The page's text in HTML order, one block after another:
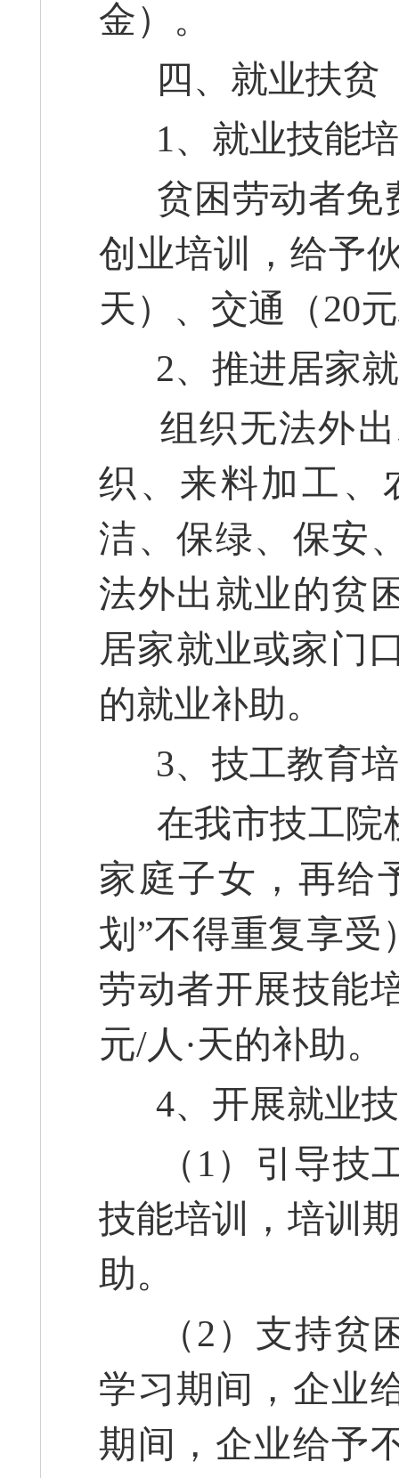
金）。
四、就业扶贫
1、就业技能
贫困劳动者免
创业培训，给予
天）、交通（20
2、推进居家
组织无法外出
织、来料加工、
洁、保绿、保安
法外出就业的贫
居家就业或家门
的就业补助。
3、技工教育
在我市技工院
家庭子女，再给
划”不得重复享
劳动者开展技能
元/人·天的补助。
4、开展就业
（1）引导技
技能培训，培训
助。
（2）支持贫
学习期间，企业
期间，企业给予